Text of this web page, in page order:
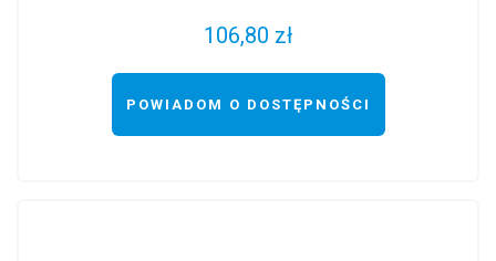
106,80 zł
POWIADOM O DOSTĘPNOŚCI